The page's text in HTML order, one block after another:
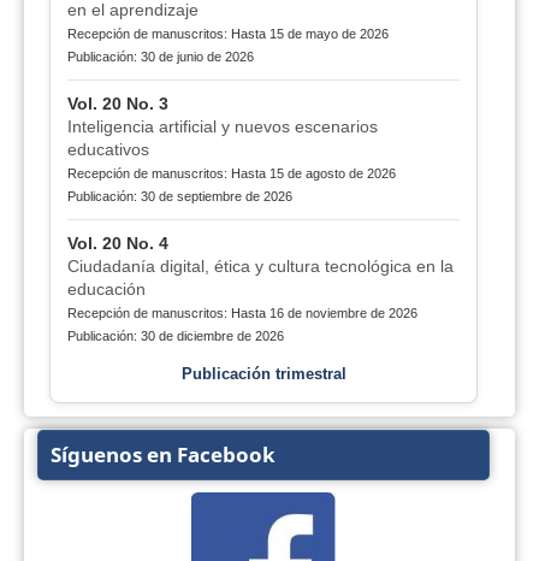
en el aprendizaje
Recepción de manuscritos: Hasta 15 de mayo de 2026
Publicación: 30 de junio de 2026
Vol. 20 No. 3
Inteligencia artificial y nuevos escenarios
educativos
Recepción de manuscritos: Hasta 15 de agosto de 2026
Publicación: 30 de septiembre de 2026
Vol. 20 No. 4
Ciudadanía digital, ética y cultura tecnológica en la
educación
Recepción de manuscritos: Hasta 16 de noviembre de 2026
Publicación: 30 de diciembre de 2026
Publicación trimestral
Síguenos en Facebook